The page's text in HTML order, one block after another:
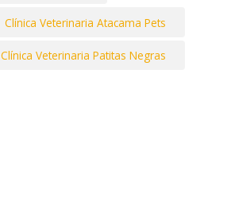
Clínica Veterinaria Atacama Pets
Clínica Veterinaria Patitas Negras